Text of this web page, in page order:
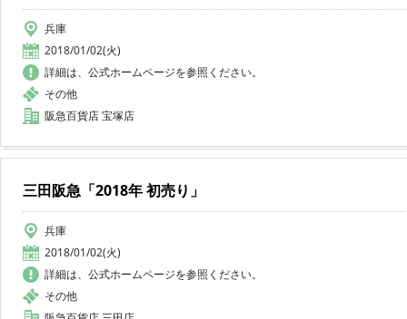
兵庫
2018/01/02(火)
詳細は、公式ホームページを参照ください。
その他
阪急百貨店 宝塚店
三田阪急「2018年 初売り」
兵庫
2018/01/02(火)
詳細は、公式ホームページを参照ください。
その他